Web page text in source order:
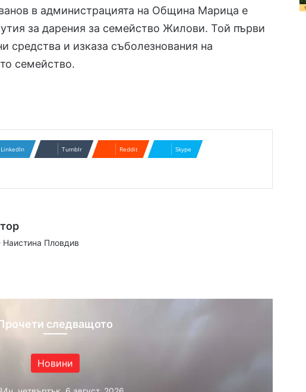
в администрацията на Община Марица е
за дарения за семейство Жилови. Той първи
средства и изказа съболезнования на
семейство.
LinkedIn Tumblr Reddit Skype
Наистина Пловдив
следващото
Новини